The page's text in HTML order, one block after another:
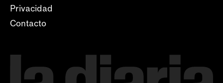
Privacidad
Contacto